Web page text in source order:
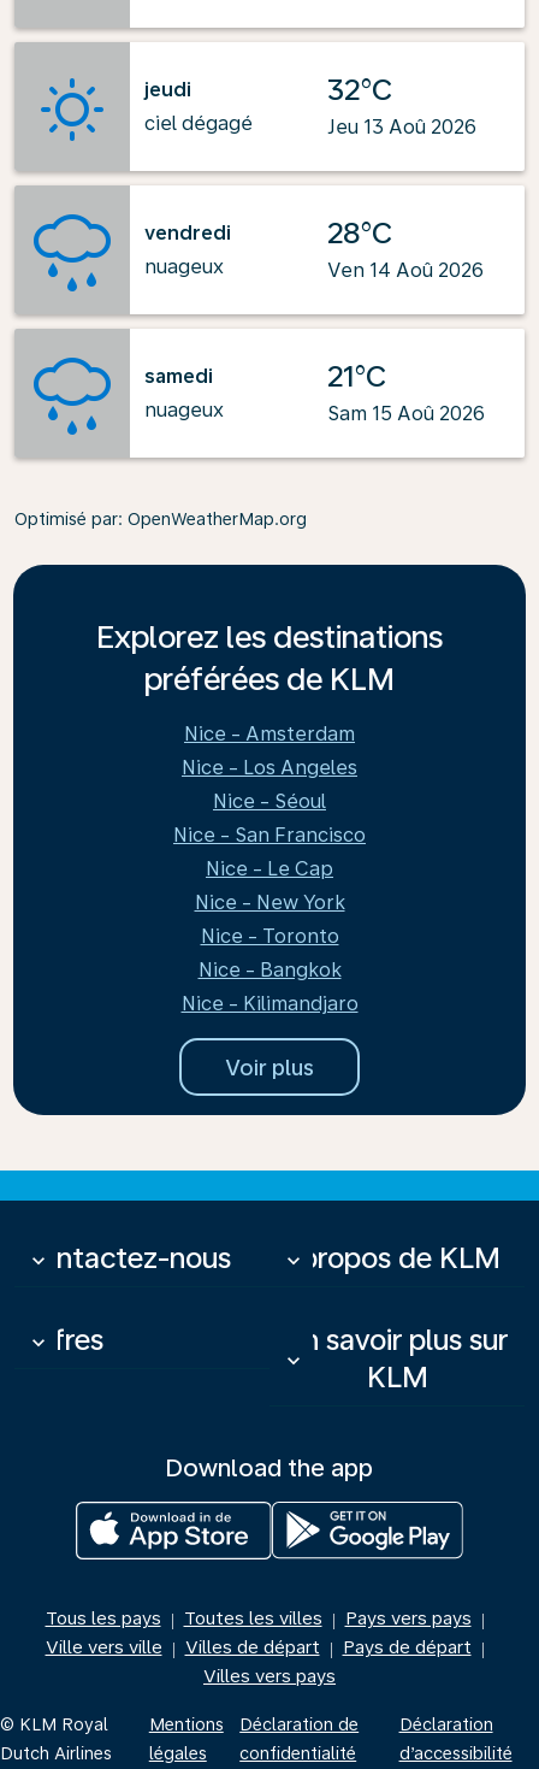
jeudi
ciel dégagé
32°C
Jeu 13 Aoû 2026
vendredi
nuageux
28°C
Ven 14 Aoû 2026
samedi
nuageux
21°C
Sam 15 Aoû 2026
Optimisé par: OpenWeatherMap.org
Explorez les destinations
préférées de KLM
Nice - Amsterdam
Nice - Los Angeles
Nice - Séoul
Nice - San Francisco
Nice - Le Cap
Nice - New York
Nice - Toronto
Nice - Bangkok
Nice - Kilimandjaro
Voir plus
Contactez-nous
keyboard_arrow_down À propos de KLM
keyboard_arrow_down
Offres
keyboard_arrow_down
En savoir plus sur
KLM
keyboard_arrow_down
Download the app
Tous les pays | Toutes les villes | Pays vers pays |
Ville vers ville | Villes de départ | Pays de départ |
Villes vers pays
© KLM Royal
Dutch Airlines
Mentions
légales
Déclaration de
confidentialité
Déclaration
d’accessibilité